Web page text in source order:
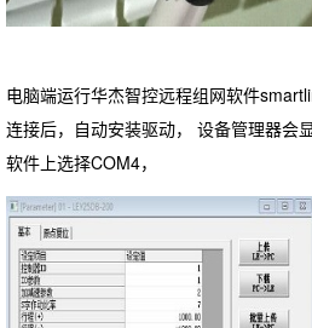
电脑端运行华杰智控远程组网软件
连接后，自动安装驱动， 设备管理器会
软件上选择COM4，